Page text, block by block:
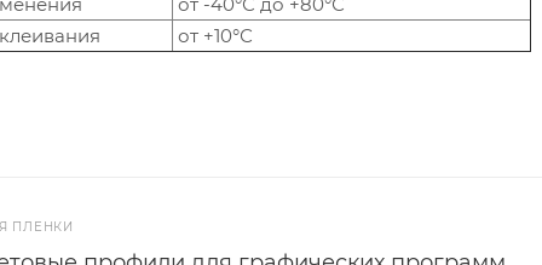
от +10°С
ПЛЕНКИ